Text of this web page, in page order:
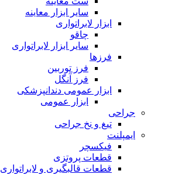
سایر ابزار معاینه
ابزار لابراتواری
چاقو
سایر ابزار لابراتواری
فرزها
فرز توربین
فرز آنگل
ابزار عمومی دندانپزشکی
ابزار عمومی
جراحی
تیغ و نخ جراحی
ایمپلنت
فیکسچر
قطعات پروتزی
قطعات قالبگیری و لابراتواری